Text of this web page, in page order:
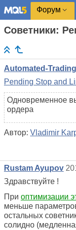
Форум
Советники:
Automated-Trading
Pending Stop and
Одновременное
ордера
Автор: Vladimir
Rustam Ayupov
Здравствуйте !
При оптимизации
меньше
остальных
солидно